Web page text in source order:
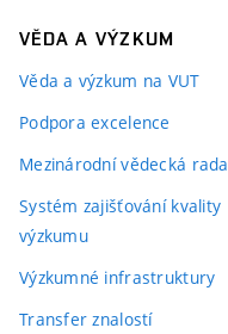
VĚDA A VÝZKUM
Věda a výzkum na VUT
Podpora excelence
Mezinárodní vědecká rada
Systém zajišťování kvality
výzkumu
Výzkumné infrastruktury
Transfer znalostí